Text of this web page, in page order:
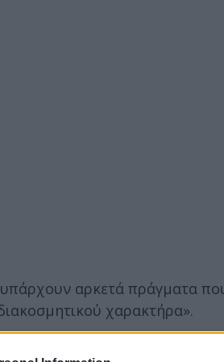
υπάρχουν αρκετά πράγματα
χαρακτήρα».